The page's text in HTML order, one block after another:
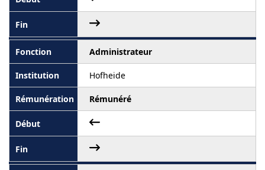
Administrateur
Hofheide
Rémunéré